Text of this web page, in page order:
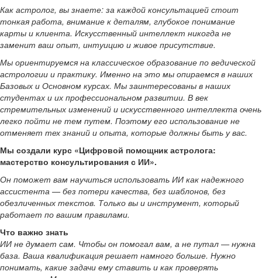
Как астролог, вы знаете: за каждой консультацией стоит
тонкая работа, внимание к деталям, глубокое понимание
карты и клиента. Искусственный интеллект никогда не
заменит ваш опыт, интуицию и живое присутствие.
Мы ориентируемся на классическое образование по ведической
астрологии и практику. Именно на это мы опираемся в наших
Базовых и Основном курсах. Мы заинтересованы в наших
студентах и их профессиональном развитии. В век
стремительных изменений и искусственного интеллекта очень
легко пойти не тем путем. Поэтому его использование не
отменяет тех знаний и опыта, которые должны быть у вас.
Мы создали курс «Цифровой помощник астролога:
мастерство консультирования с ИИ».
Он поможет вам научиться использовать ИИ как надежного
ассистента — без потери качества, без шаблонов, без
обезличенных текстов. Только вы и инструмент, который
работает по вашим правилами.
Что важно знать
ИИ не думает сам. Чтобы он помогал вам, а не путал — нужна
база. Ваша квалификация решает намного больше. Нужно
понимать, какие задачи ему ставить и как проверять